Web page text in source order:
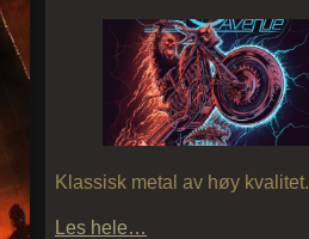
Klassisk metal av høy kvalitet.
Les hele…